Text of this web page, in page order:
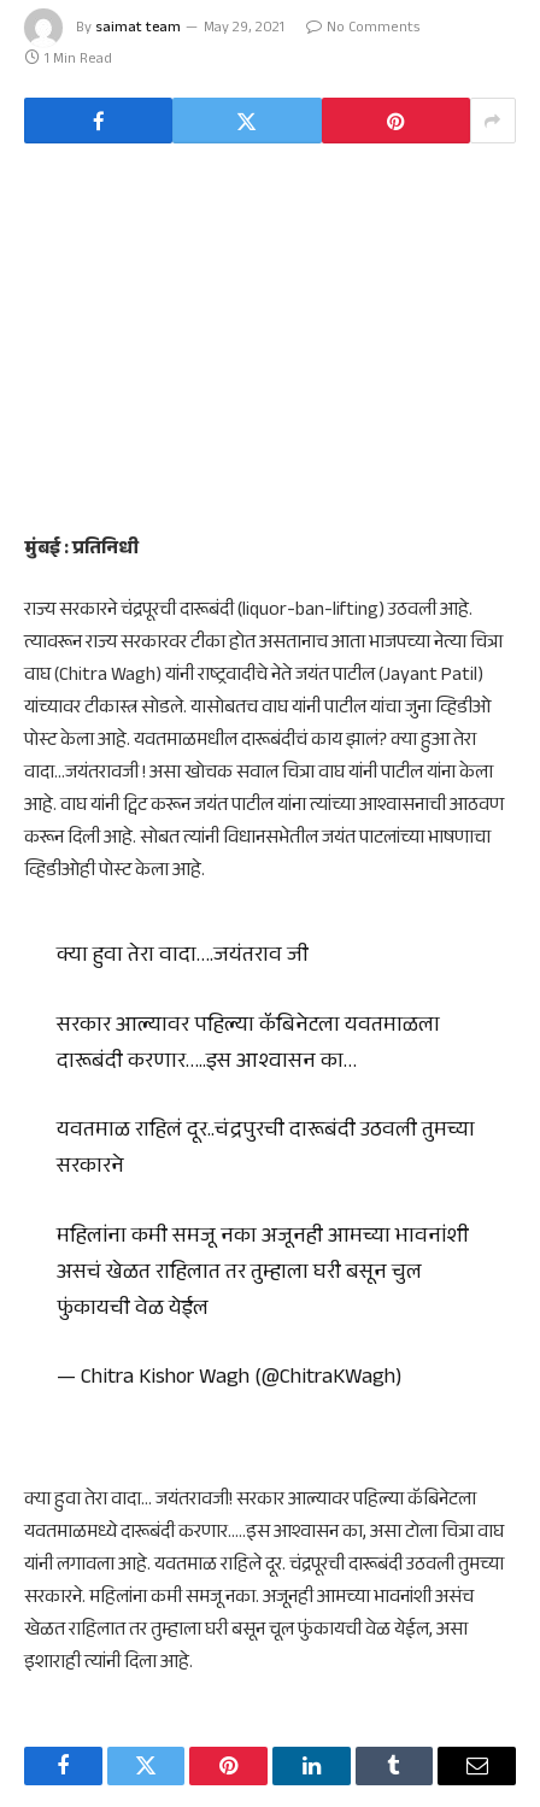
By saimat team May 29, 2021
No Comments
1 Min Read
मुंबई : प्रतिनिधी
राज्य सरकारने चंद्रपूरची दारूबंदी (liquor-ban-lifting) उठवली आहे.
त्यावरून राज्य सरकारवर टीका होत असतानाच आता भाजपच्या नेत्या चित्रा
वाघ (Chitra Wagh) यांनी राष्ट्रवादीचे नेते जयंत पाटील (Jayant Patil)
यांच्यावर टीकास्त्र सोडले. यासोबतच वाघ यांनी पाटील यांचा जुना व्हिडीओ
पोस्ट केला आहे. यवतमाळमधील दारूबंदीचं काय झालं? क्या हुआ तेरा
वादा…जयंतरावजी ! असा खोचक सवाल चित्रा वाघ यांनी पाटील यांना केला
आहे. वाघ यांनी ट्विट करून जयंत पाटील यांना त्यांच्या आश्वासनाची आठवण
करून दिली आहे. सोबत त्यांनी विधानसभेतील जयंत पाटलांच्या भाषणाचा
व्हिडीओही पोस्ट केला आहे.
क्या हुवा तेरा वादा….जयंतराव जी
सरकार आल्यावर पहिल्या कॅबिनेटला यवतमाळला
दारूबंदी करणार…..इस आश्वासन का…
यवतमाळ राहिलं दूर..चंद्रपुरची दारूबंदी उठवली तुमच्या
सरकारने
महिलांना कमी समजू नका अजूनही आमच्या भावनांशी
असचं खेळत राहिलात तर तुम्हाला घरी बसून चुल
फुंकायची वेळ येईल
— Chitra Kishor Wagh (@ChitraKWagh)
क्या हुवा तेरा वादा… जयंतरावजी! सरकार आल्यावर पहिल्या कॅबिनेटला
यवतमाळमध्ये दारूबंदी करणार…..इस आश्वासन का, असा टोला चित्रा वाघ
यांनी लगावला आहे. यवतमाळ राहिले दूर. चंद्रपूरची दारूबंदी उठवली तुमच्या
सरकारने. महिलांना कमी समजू नका. अजूनही आमच्या भावनांशी असंच
खेळत राहिलात तर तुम्हाला घरी बसून चूल फुंकायची वेळ येईल, असा
इशाराही त्यांनी दिला आहे.
FacebookTwitter Pinterest LinkedInTumblr Email